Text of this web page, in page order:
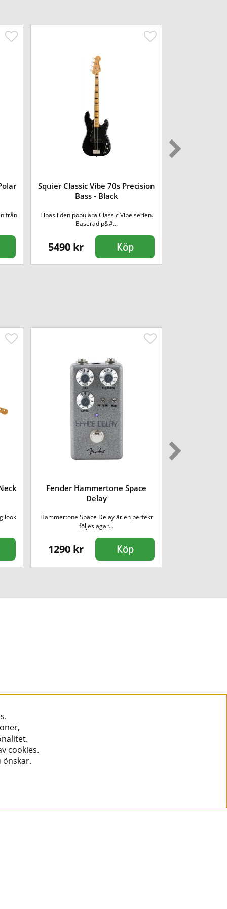
från
Squier Classic Vibe 70s Precision
Bass - Black
Elbas i den populära Classic Vibe serien.
Baserad p&#...
5490 kr Köp
look
Fender Hammertone Space
Delay
Hammertone Space Delay är en perfekt
följeslagar...
1290 kr Köp
cookies.
önskar.